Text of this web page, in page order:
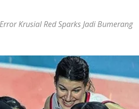
Krusial Red Sparks Jadi Bumerang